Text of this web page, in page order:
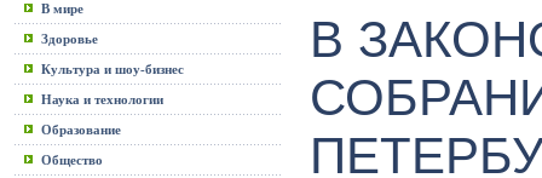
В мире
Здоровье
Культура и шоу-бизнес
Наука и технологии
Образование
Общество
В